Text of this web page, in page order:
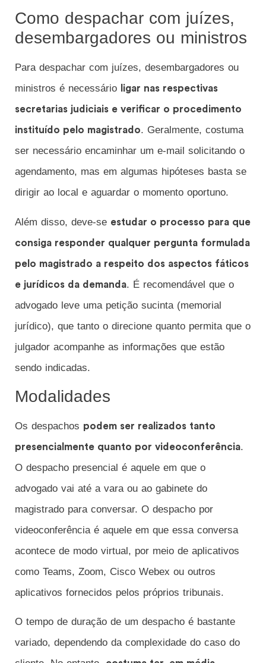
Como despachar com juízes,
desembargadores ou ministros
Para despachar com juízes, desembargadores ou
ministros é necessário
ligar nas respectivas
secretarias judiciais e verificar o procedimento
instituído pelo magistrado. Geralmente, costuma
ser necessário encaminhar um e-mail solicitando o
agendamento, mas em algumas hipóteses basta se
dirigir ao local e aguardar o momento oportuno.
Além disso, deve-se estudar o processo para que
consiga responder qualquer pergunta formulada
pelo magistrado a respeito dos aspectos fáticos
e jurídicos da demanda. É recomendável que o
advogado leve uma petição sucinta (memorial
jurídico), que tanto o direcione quanto permita que o
julgador acompanhe as informações que estão
sendo indicadas.
Modalidades
Os despachos podem ser realizados tanto
presencialmente quanto por videoconferência.
O despacho presencial é aquele em que o
advogado vai até a vara ou ao gabinete do
magistrado para conversar. O despacho por
videoconferência é aquele em que essa conversa
acontece de modo virtual, por meio de aplicativos
como Teams, Zoom, Cisco Webex ou outros
aplicativos fornecidos pelos próprios tribunais.
O tempo de duração de um despacho é bastante
variado, dependendo da complexidade do caso do